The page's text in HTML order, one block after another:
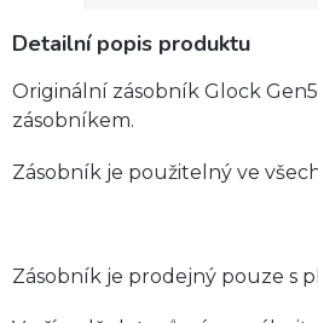
Detailní popis produktu
Originální zásobník Glock
zásobníkem.
Zásobník je použitelný ve
Zásobník je prodejný pouze s